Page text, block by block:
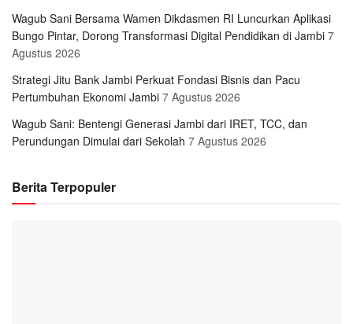
Wagub Sani Bersama Wamen Dikdasmen RI Luncurkan Aplikasi
Bungo Pintar, Dorong Transformasi Digital Pendidikan di Jambi 7
Agustus 2026
Strategi Jitu Bank Jambi Perkuat Fondasi Bisnis dan Pacu
Pertumbuhan Ekonomi Jambi 7 Agustus 2026
Wagub Sani: Bentengi Generasi Jambi dari IRET, TCC, dan
Perundungan Dimulai dari Sekolah 7 Agustus 2026
Berita Terpopuler